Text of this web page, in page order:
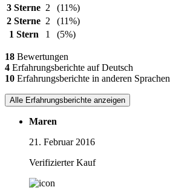
3 Sterne 2
(11%)
2 Sterne 2
(11%)
1 Stern
1 (5%)
18 Bewertungen
4 Erfahrungsberichte auf Deutsch
10 Erfahrungsberichte in anderen Sprachen
Alle Erfahrungsberichte anzeigen
Maren
21. Februar 2016
Verifizierter Kauf